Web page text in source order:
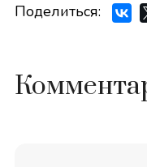
Поделиться: